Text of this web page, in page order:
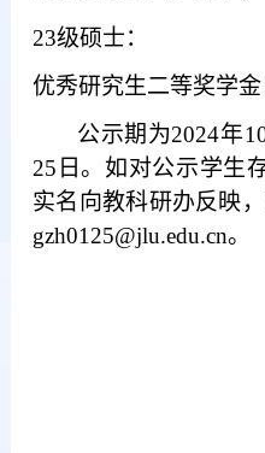
23级硕士：
优秀研究生二等奖学
公示期为2024年
25日。如对公示学生
实名向教科研办反映
gzh0125@jlu.edu.cn。